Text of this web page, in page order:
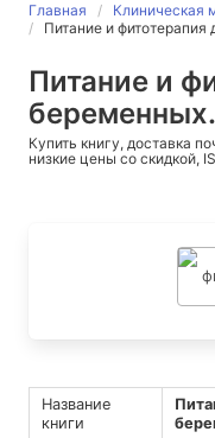
Главная
Клиническая
Питание и
Питание и
Купить книгу, доставка
низкие цены со скидкой,
Название
книги